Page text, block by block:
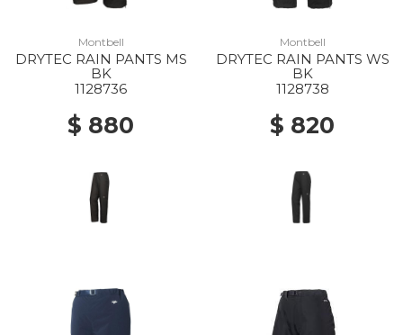
Montbell
DRYTEC RAIN PANTS MS
BK
1128736
$ 880
Montbell
DRYTEC RAIN PANTS WS
BK
1128738
$ 820